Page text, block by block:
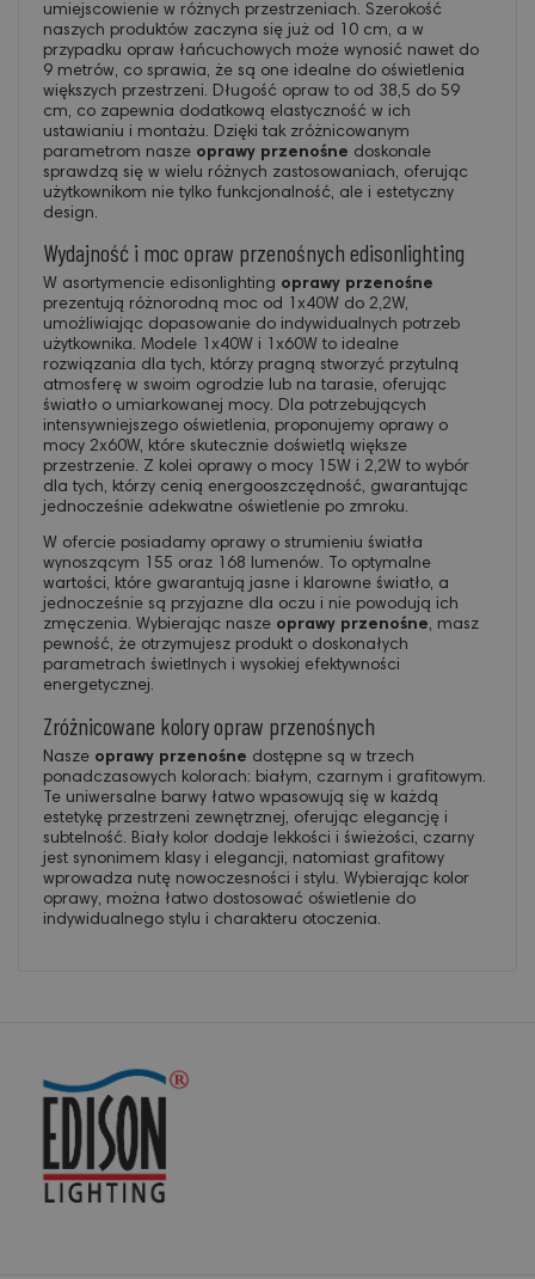
umiejscowienie w różnych przestrzeniach. Szerokość
naszych produktów zaczyna się już od 10 cm, a w
przypadku opraw łańcuchowych może wynosić nawet do
9 metrów, co sprawia, że są one idealne do oświetlenia
większych przestrzeni. Długość opraw to od 38,5 do 59
cm, co zapewnia dodatkową elastyczność w ich
ustawianiu i montażu. Dzięki tak zróżnicowanym
parametrom nasze oprawy przenośne doskonale
sprawdzą się w wielu różnych zastosowaniach, oferując
użytkownikom nie tylko funkcjonalność, ale i estetyczny
design.
Wydajność i moc opraw przenośnych edisonlighting
W asortymencie edisonlighting oprawy przenośne
prezentują różnorodną moc od 1x40W do 2,2W,
umożliwiając dopasowanie do indywidualnych potrzeb
użytkownika. Modele 1x40W i 1x60W to idealne
rozwiązania dla tych, którzy pragną stworzyć przytulną
atmosferę w swoim ogrodzie lub na tarasie, oferując
światło o umiarkowanej mocy. Dla potrzebujących
intensywniejszego oświetlenia, proponujemy oprawy o
mocy 2x60W, które skutecznie doświetlą większe
przestrzenie. Z kolei oprawy o mocy 15W i 2,2W to wybór
dla tych, którzy cenią energooszczędność, gwarantując
jednocześnie adekwatne oświetlenie po zmroku.
W ofercie posiadamy oprawy o strumieniu światła
wynoszącym 155 oraz 168 lumenów. To optymalne
wartości, które gwarantują jasne i klarowne światło, a
jednocześnie są przyjazne dla oczu i nie powodują ich
zmęczenia. Wybierając nasze oprawy przenośne, masz
pewność, że otrzymujesz produkt o doskonałych
parametrach świetlnych i wysokiej efektywności
energetycznej.
Zróżnicowane kolory opraw przenośnych
Nasze oprawy przenośne dostępne są w trzech
ponadczasowych kolorach: białym, czarnym i grafitowym.
Te uniwersalne barwy łatwo wpasowują się w każdą
estetykę przestrzeni zewnętrznej, oferując elegancję i
subtelność. Biały kolor dodaje lekkości i świeżości, czarny
jest synonimem klasy i elegancji, natomiast grafitowy
wprowadza nutę nowoczesności i stylu. Wybierając kolor
oprawy, można łatwo dostosować oświetlenie do
indywidualnego stylu i charakteru otoczenia.